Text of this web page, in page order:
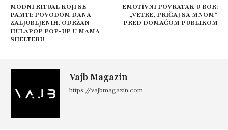
MODNI RITUAL KOJI SE
PAMTI: POVODOM DANA
ZALJUBLJENIH, ODRŽAN
HULAPOP POP-UP U MAMA
SHELTERU
EMOTIVNI POVRATAK U BOR:
„VETRE, PRIČAJ SA MNOM“
PRED DOMAĆOM PUBLIKOM
Vajb Magazin
https://vajbmagazin.com